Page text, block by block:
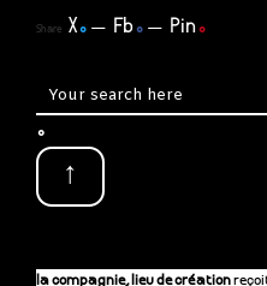
Share X. Fb. Pin.
.
↑
la compagnie, lieu de création